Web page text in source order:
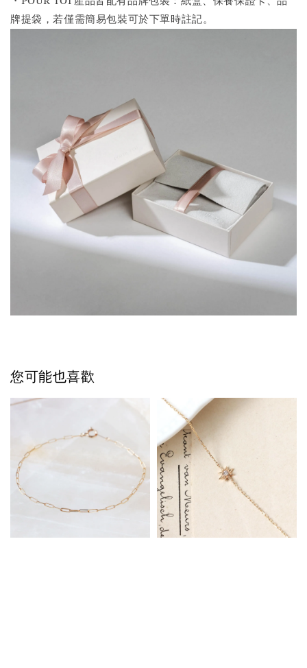
牌提袋，若僅需簡易包裝可於下單時註記。
您可能也喜歡